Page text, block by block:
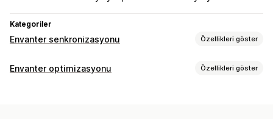
Kategoriler
Envanter senkronizasyonu Özellikleri göster
Senkronizasyon türü
Envanter optimizasyonu Özellikleri göster